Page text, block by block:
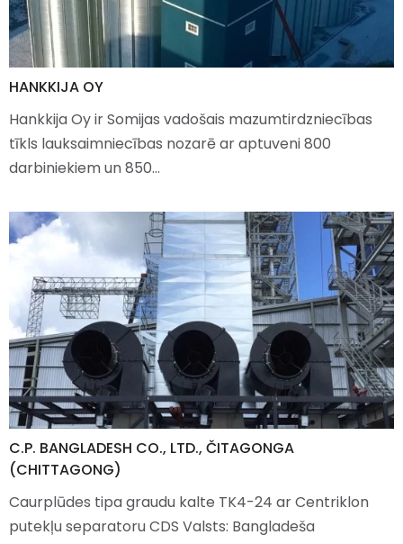
HANKKIJA OY
Hankkija Oy ir Somijas vadošais mazumtirdzniecības
tīkls lauksaimniecības nozarē ar aptuveni 800
darbiniekiem un 850…
C.P. BANGLADESH CO., LTD., ČITAGONGA
(CHITTAGONG)
Caurplūdes tipa graudu kalte TK4-24 ar Centriklon
putekļu separatoru CDS Valsts: Bangladeša